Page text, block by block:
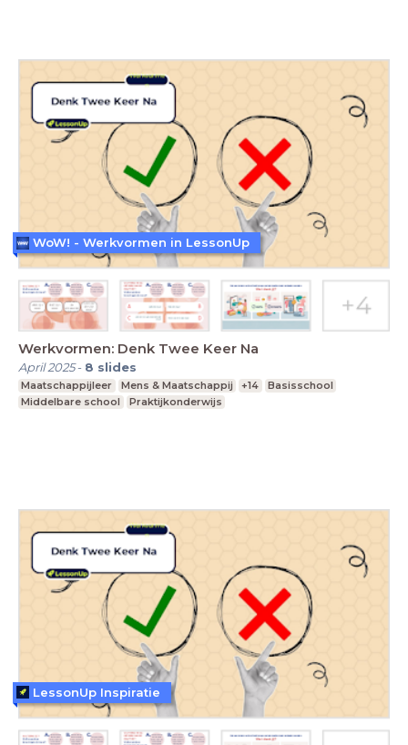
Werkvormen: Denk Twee Keer Na
April 2025- 8 slides
Maatschappijleer Mens & Maatschappij +14
Basisschool
Middelbare school
Praktijkonderwijs
WoW! - Werkvormen in LessonUp
LessonUp Inspiratie